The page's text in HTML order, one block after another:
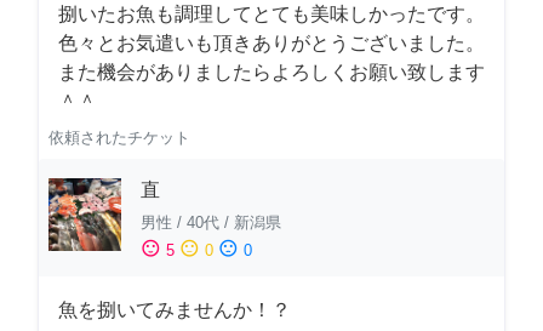
捌いたお魚も調理してとても美味しかったです。
色々とお気遣いも頂きありがとうございました。
また機会がありましたらよろしくお願い致します
＾＾
依頼されたチケット
直
男性 / 40代 / 新潟県
sentiment_satisfied 5 sentiment_neutral 0 sentiment_dissatisfied 0
魚を捌いてみませんか！？